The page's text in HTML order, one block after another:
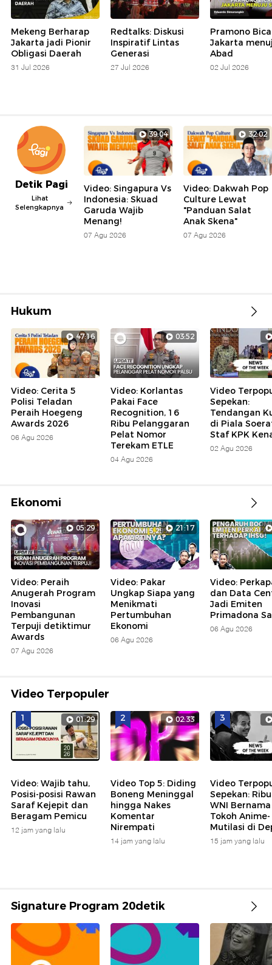
Mekeng Berharap
Jakarta jadi Pionir
Obligasi Daerah
31 Jul 2026
Redtalks: Diskusi
Inspiratif Lintas
Generasi
27 Jul 2026
Pramono
Jakarta
Abad
02 Jul 2026
Detik Pagi
Lihat
Selengkapnya
39:04
Video: Singapura Vs
Indonesia: Skuad
Garuda Wajib
Menang!
07 Agu 2026
32:02
Video: Dakwah Pop
Culture Lewat
"Panduan Salat
Anak Skena"
07 Agu 2026
Hukum
47:16
Video: Cerita 5
Polisi Teladan
Peraih Hoegeng
Awards 2026
06 Agu 2026
03:52
Video: Korlantas
Pakai Face
Recognition, 16
Ribu Pelanggaran
Pelat Nomor
Terekam ETLE
04 Agu 2026
Video
Sepekan:
Tendangan
di Piala
Staf KPK
02 Agu 2026
Ekonomi
05:29
Video: Peraih
Anugerah Program
Inovasi
Pembangunan
Terpuji detiktimur
Awards
07 Agu 2026
21:17
Video: Pakar
Ungkap Siapa yang
Menikmati
Pertumbuhan
Ekonomi
06 Agu 2026
Video:
dan Data
Jadi Emiten
Primadona
06 Agu 2026
Video Terpopuler
1 01:29
Video: Wajib tahu,
Posisi-posisi Rawan
Saraf Kejepit dan
Beragam Pemicu
12 jam yang lalu
2 02:33
Video Top 5: Diding
Boneng Meninggal
hingga Nakes
Komentar
Nirempati
14 jam yang lalu
3
Video
Sepekan:
WNI Bernama
Tokoh Anime-
Mutilasi di
15 jam yang lalu
Signature Program 20detik